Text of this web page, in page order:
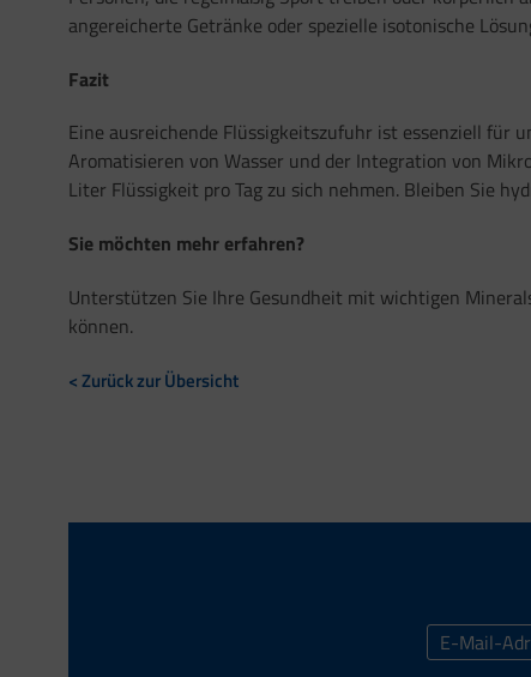
angereicherte Getränke oder spezielle isotonische
Fazit
Eine ausreichende Flüssigkeitszufuhr ist essenziell für
Aromatisieren von Wasser und der Integration von
Liter Flüssigkeit pro Tag zu sich nehmen. Bleiben Sie
Sie möchten mehr erfahren?
Unterstützen Sie Ihre Gesundheit mit wichtigen
können.
< Zurück zur Übersicht